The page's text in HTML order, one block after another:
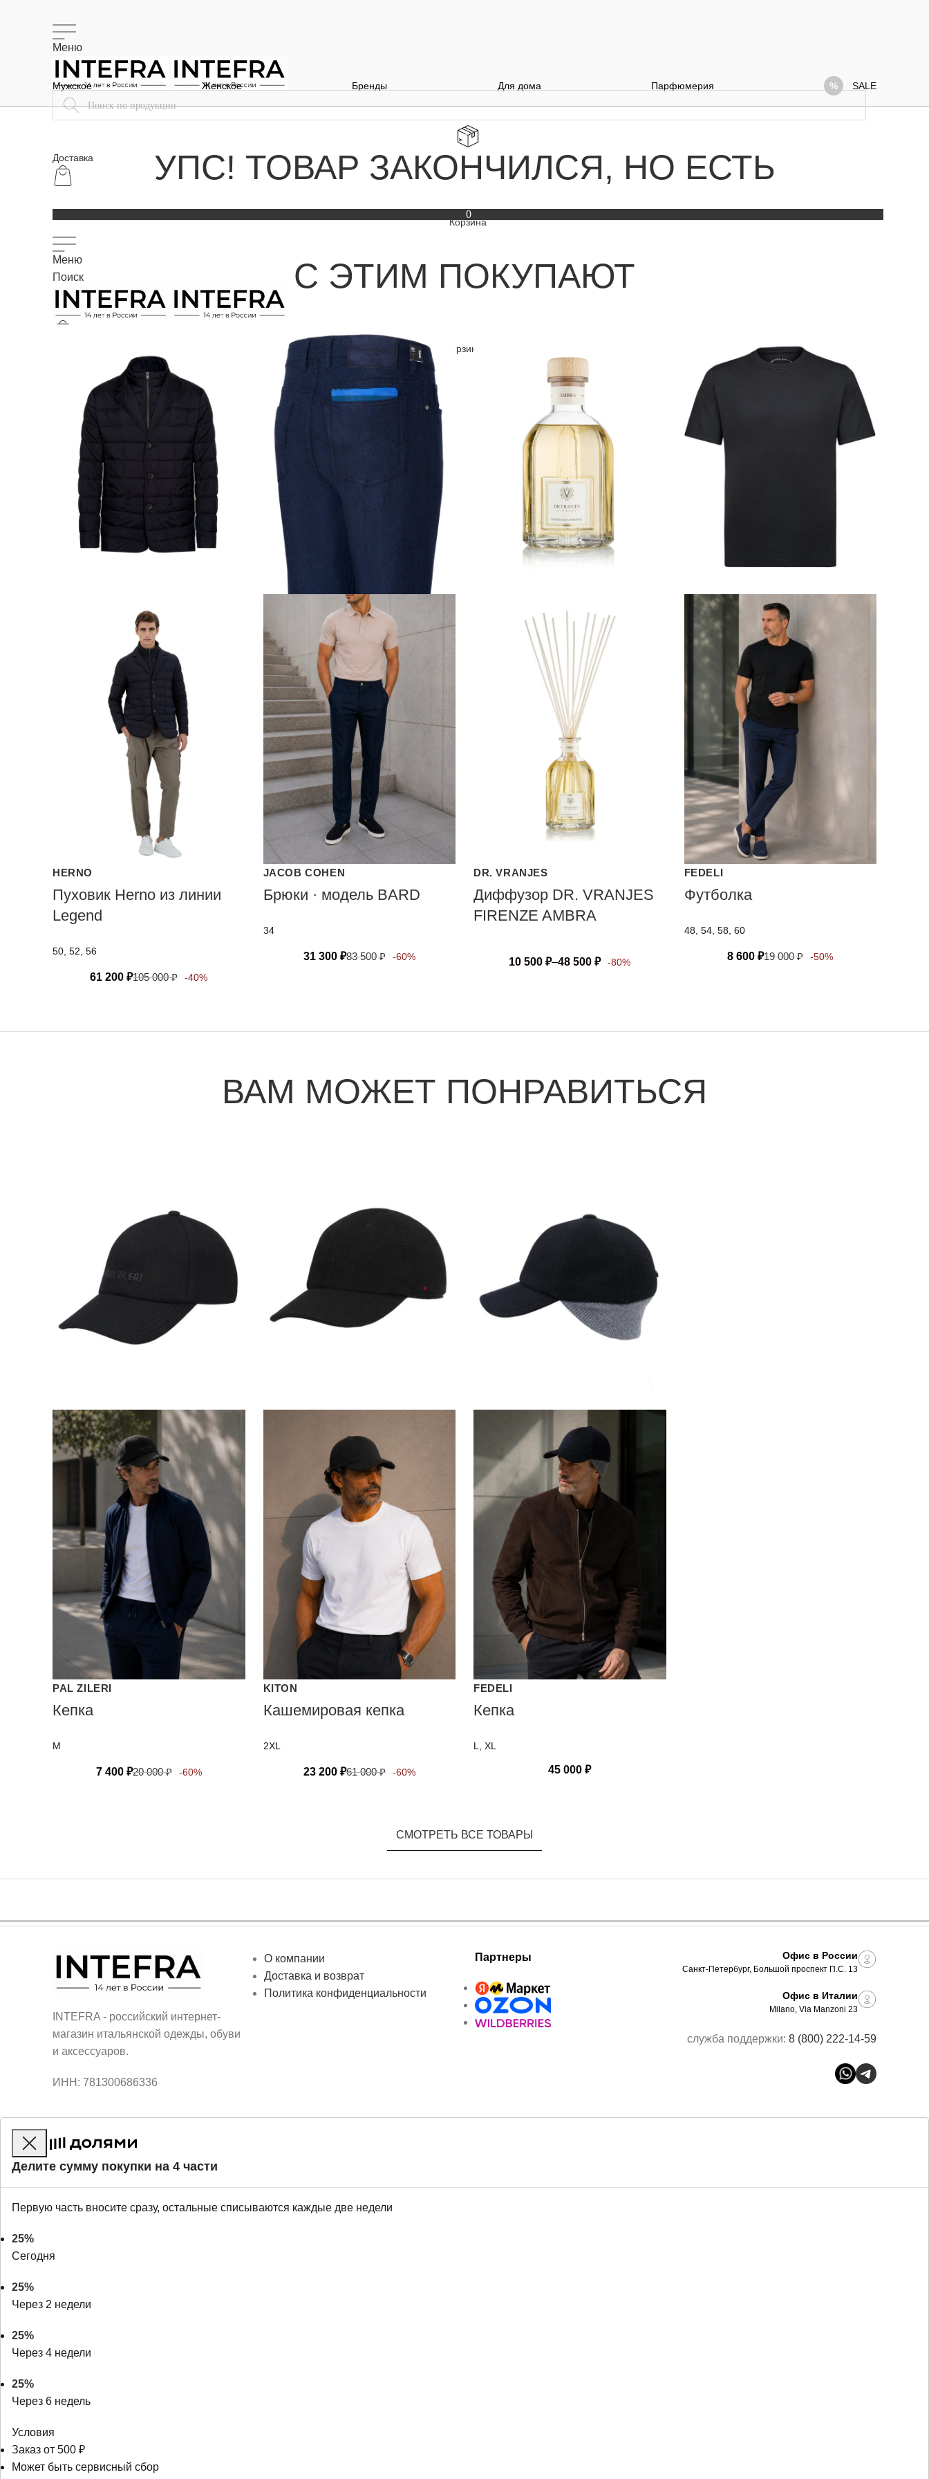
Меню
Доставка
0
Меню
Поиск
Мужское Женское Бренды Для дома Парфюмерия SALE
УПС! ТОВАР ЗАКОНЧИЛСЯ, НО ЕСТЬ
С ЭТИМ ПОКУПАЮТ
HERNO
Пуховик Herno из линии
Legend
50, 52, 56
61 200₽105 000₽ -40%
JACOB COHEN
Брюки · модель BARD
34
31 300 ₽83 500₽ -60%
DR. VRANJES
Диффузор DR. VRANJES
FIRENZE AMBRA
10 500₽–48 500₽ -80%
FEDELI
Футболка
48, 54, 58, 60
8 600₽19 000₽ -50%
ВАМ МОЖЕТ ПОНРАВИТЬСЯ
PAL ZILERI
Кепка
M
7 400 ₽20 000₽ -60%
KITON
Кашемировая кепка
2XL
23 200 ₽61 000₽ -60%
FEDELI
Кепка
L, XL
45 000₽
СМОТРЕТЬ ВСЕ ТОВАРЫ
INTEFRA - российский интернет-
магазин итальянской одежды, обуви
и аксессуаров.
ИНН: 781300686336
О компании
Доставка и возврат
Политика конфиденциальности
Партнеры Офис в России
Санкт-Петербург, Большой проспект П.С. 13
Офис в Италии
Milano, Via Manzoni 23
служба поддержки: 8 (800) 222-14-59
Делите сумму покупки на 4 части
Первую часть вносите сразу, остальные списываются каждые две недели
25%
Сегодня
25%
Через 2 недели
25%
Через 4 недели
25%
Через 6 недель
Условия
Заказ от 500 ₽
Может быть сервисный сбор